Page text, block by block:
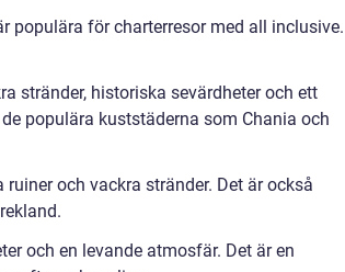
populära för charterresor med all inclusive.
stränder, historiska sevärdheter och ett
populära kuststäderna som Chania och
och vackra stränder. Det är också
och en levande atmosfär. Det är en